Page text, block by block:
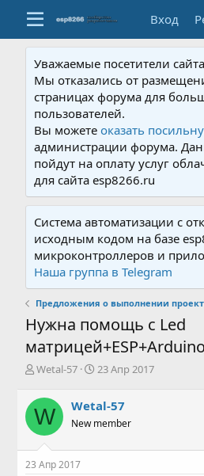
Вход
Уважаемые посетители
Мы отказались от
страницах форума для
пользователей.
Вы можетеоказать
администрации форума.
пойдут на оплату услуг
для сайта esp8266.ru
Система автоматизации с
исходным кодом на базе
микроконтроллеров и
Наша группа в Telegram
Предложения о выполнении
Нужна помощь с Led
матрицей+ESP+Arduino
А
т
о
р
т
е
м
Wetal-57
Д
а
н
ч
23 Апр 2017
W Wetal-57
New member
23 Апр 2017